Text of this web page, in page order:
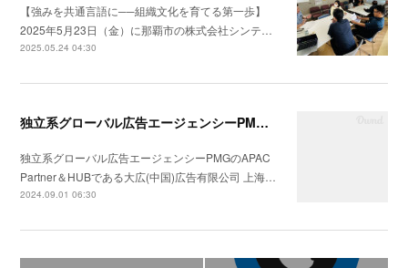
【強みを共通言語に──組織文化を育てる第一歩】
2025年5月23日（金）に那覇市の株式会社シンテ…
2025.05.24 04:30
独立系グローバル広告エージェンシーPMGのAPAC Partner＆HUBである大広(中国)広告有限公司 上海分公司会社の統合コミュニケーション戦略の構築支援を開始
独立系グローバル広告エージェンシーPMGのAPAC
Partner＆HUBである大広(中国)広告有限公司 上海…
2024.09.01 06:30